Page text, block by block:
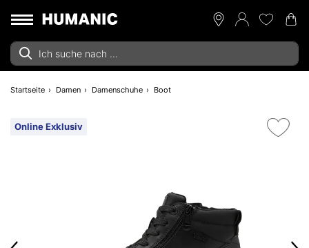
Startseite Damen Damenschuhe Boot
Online Exklusiv